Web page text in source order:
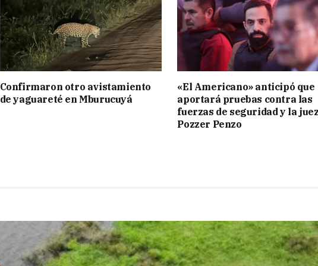
Confirmaron otro avistamiento
de yaguareté en Mburucuyá
«El Americano» anticipó que
aportará pruebas contra las
fuerzas de seguridad y la
Pozzer Penzo